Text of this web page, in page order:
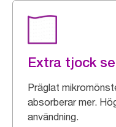
Extra tjock
Präglat
absorberar mer.
användning.